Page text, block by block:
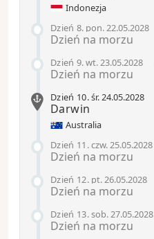
Indonezja
Dzień 8. pon.22.05.2028
Dzień na morzu
Dzień 9.wt.23.05.2028
Dzień na morzu
Dzień 10.śr.24.05.2028
Darwin
Australia
Dzień 11 .czw.25.05.2028
Dzień na morzu
Dzień 12. pt.26.05.2028
Dzień na morzu
Dzień 13.sob.27.05.2028
Dzień na morzu